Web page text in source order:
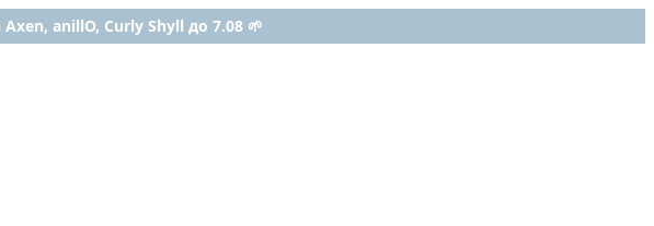
anillO, Curly Shyll до 7.08 🌱